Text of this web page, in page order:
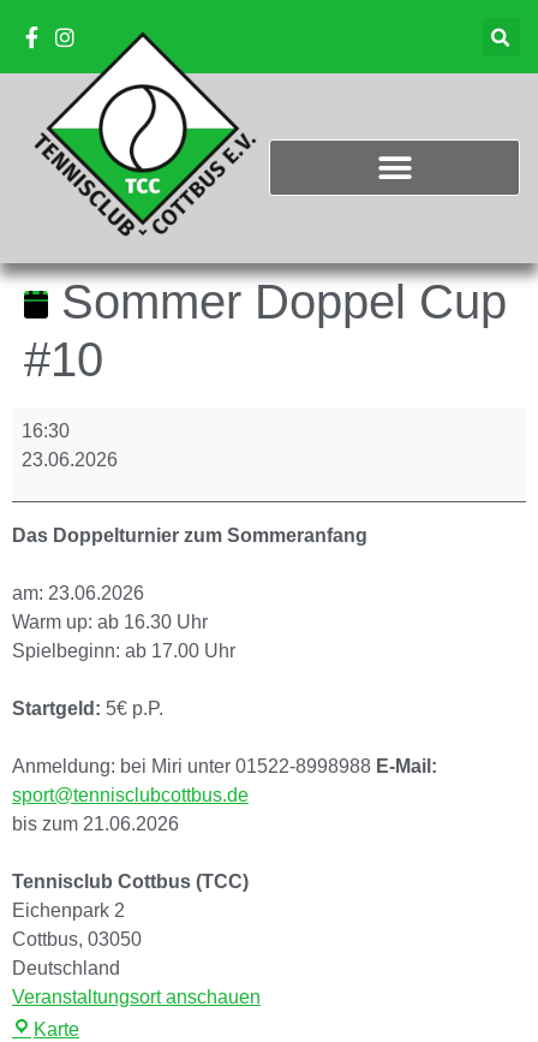
Sommer Doppel Cup
#10
16:30
23.06.2026
Das Doppelturnier zum Sommeranfang
am: 23.06.2026
Warm up: ab 16.30 Uhr
Spielbeginn: ab 17.00 Uhr
Startgeld: 5€ p.P.
Anmeldung: bei Miri unter 01522-8998988 E-Mail:
sport@tennisclubcottbus.de
bis zum 21.06.2026
Tennisclub Cottbus (TCC)
Eichenpark 2
Cottbus, 03050
Deutschland
Veranstaltungsort anschauen
Karte